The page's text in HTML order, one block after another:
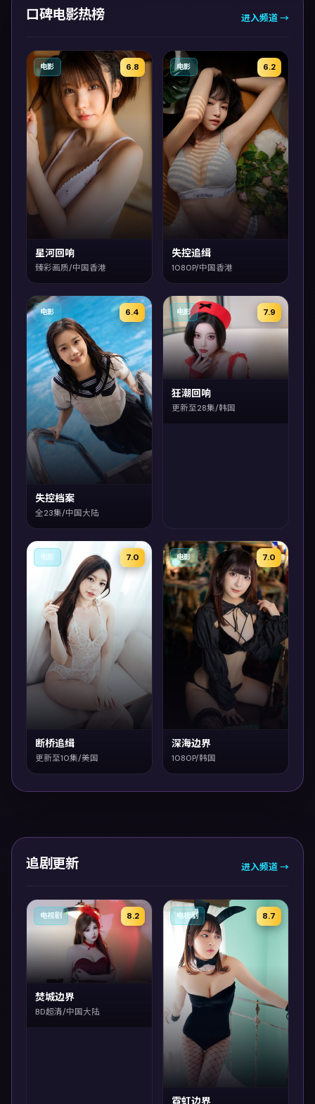
口碑电影热榜 进入频道 →
6.8
电影
星河回响
臻彩画质/中国香港
6.2
电影
失控追缉
1080P/中国香港
6.4
电影
失控档案
全23集/中国大陆
7.9
电影
狂潮回响
更新至28集/韩国
7.0
电影
断桥追缉
更新至10集/美国
7.0
电影
深海边界
1080P/韩国
追剧更新 进入频道 →
8.2
电视剧
焚城边界
BD超清/中国大陆
8.7
电视剧
霓虹边界